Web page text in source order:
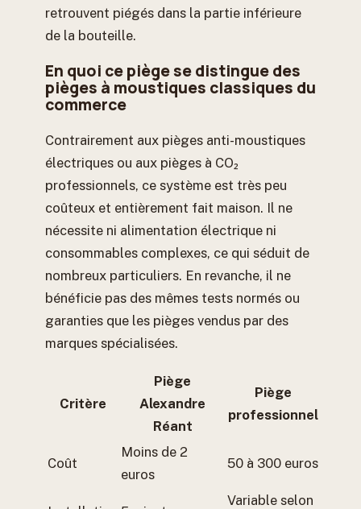
retrouvent piégés dans la partie inférieure
de la bouteille.
En quoi ce piège se distingue des
pièges à moustiques classiques du
commerce
Contrairement aux pièges anti-moustiques
électriques ou aux pièges à CO₂
professionnels, ce système est très peu
coûteux et entièrement fait maison. Il ne
nécessite ni alimentation électrique ni
consommables complexes, ce qui séduit de
nombreux particuliers. En revanche, il ne
bénéficie pas des mêmes tests normés ou
garanties que les pièges vendus par des
marques spécialisées.
Critère
Piège
Alexandre
Réant
Piège
professionnel
Coût
Moins de 2
euros
50 à 300 euros
Variable selon